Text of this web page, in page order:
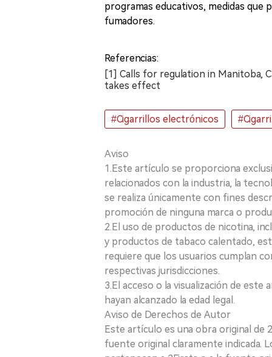
programas educativos, medidas que
fumadores.
Referencias:
[1] Calls for regulation in Manitoba,
takes effect
#Cigarrillos electrónicos
Aviso
1.Este artículo se proporciona
relacionados con la industria, la
se realiza únicamente con fines
promoción de ninguna marca o
2.El uso de productos de nicotina,
y productos de tabaco calentado,
requiere que los usuarios cumplan
respectivas jurisdicciones.
3.El acceso o la visualización de
hayan alcanzado la edad legal.
Aviso de Derechos de Autor
Este artículo es una obra original
fuente original claramente indicada.